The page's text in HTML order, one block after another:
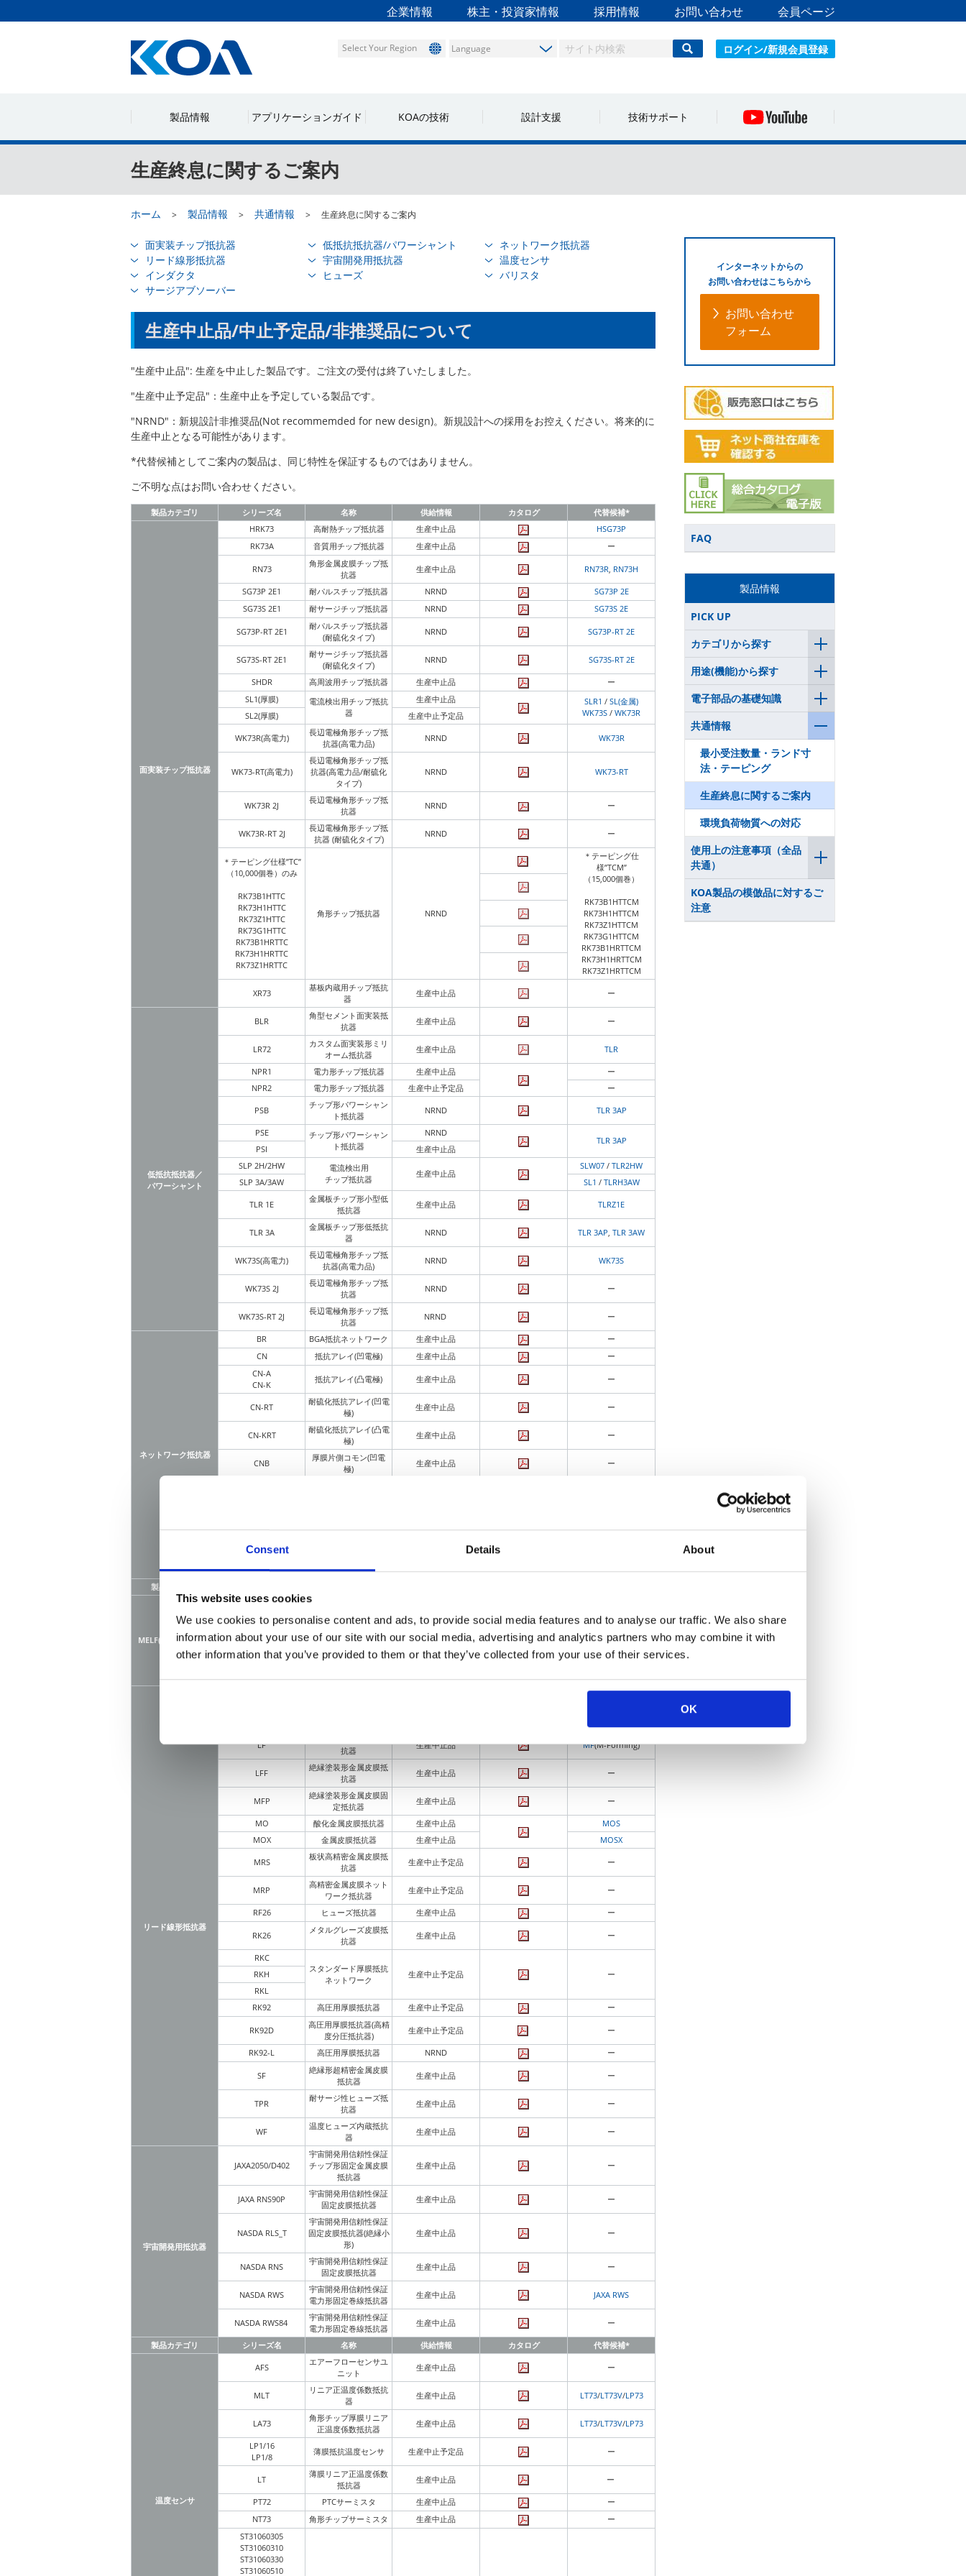
Consent Details About
This website uses cookies
We use cookies to personalise content and ads, to provide social media features and to analyse our traffic. We also share
information about your use of our site with our social media, advertising and analytics partners who may combine it with
other information that you’ve provided to them or that they’ve collected from your use of their services.
OK
企業情報 株主・投資家情報 採用情報 お問い合わせ 会員ページ
ログイン/新規会員登録
Select Your Region
製品情報 アプリケーションガイド KOAの技術 設計支援 技術サポート
生産終息に関するご案内
ホーム 製品情報 共通情報 生産終息に関するご案内
面実装チップ抵抗器 低抵抗抵抗器/パワーシャント
ネットワーク抵抗器
リード線形抵抗器
宇宙開発用抵抗器
温度センサ
インダクタ
ヒューズ
バリスタ
サージアブソーバー
生産中止品/中止予定品/非推奨品について
"生産中止品": 生産を中止した製品です。ご注文の受付は終了いたしました。
"生産中止予定品"：生産中止を予定している製品です。
"NRND"：新規設計非推奨品(Not recommemded for new design)。新規設計への採用をお控えください。将来的に
生産中止となる可能性があります。
*代替候補としてご案内の製品は、同じ特性を保証するものではありません。
ご不明な点はお問い合わせください。
製品カテゴリ シリーズ名 名称 供給情報 カタログ 代替候補*
面実装チップ抵抗器
HRK73 高耐熱チップ抵抗器 生産中止品
HSG73P
RK73A
音質用チップ抵抗器 生産中止品 ー
RN73
角形金属皮膜チップ抵
抗器
生産中止品 RN73R, RN73H
SG73P 2E1 耐パルスチップ抵抗器 NRND
SG73P 2E
SG73S 2E1
耐サージチップ抵抗器 NRND SG73S 2E
SG73P-RT 2E1
耐パルスチップ抵抗器
(耐硫化タイプ)
NRND SG73P-RT 2E
SG73S-RT 2E1
耐サージチップ抵抗器
(耐硫化タイプ)
NRND SG73S-RT 2E
SHDR 高周波用チップ抵抗器 生産中止品
ー
SL1(厚膜)
電流検出用チップ抵抗
器
生産中止品 SLR1 / SL(金属)
WK73S / WK73R
SL2(厚膜) 生産中止予定品
WK73R(高電力)
長辺電極角形チップ抵
抗器(高電力品)
NRND WK73R
WK73-RT(高電力)
長辺電極角形チップ抵
抗器(高電力品/耐硫化
タイプ)
NRND WK73-RT
WK73R 2J
長辺電極角形チップ抵
抗器
NRND ー
WK73R-RT 2J
長辺電極角形チップ抵
抗器 (耐硫化タイプ)
NRND ー
＊テーピング仕様”TC”
（10,000個巻）のみ
RK73B1HTTC
RK73H1HTTC
RK73Z1HTTC
RK73G1HTTC
RK73B1HRTTC
RK73H1HRTTC
RK73Z1HRTTC
角形チップ抵抗器 NRND
＊テーピング仕
様”TCM”
（15,000個巻）
RK73B1HTTCM
RK73H1HTTCM
RK73Z1HTTCM
RK73G1HTTCM
RK73B1HRTTCM
RK73H1HRTTCM
RK73Z1HRTTCM
XR73
基板内蔵用チップ抵抗
器
生産中止品 ー
低抵抗抵抗器／
パワーシャント
BLR
角型セメント面実装抵
抗器
生産中止品 ー
LR72
カスタム面実装形ミリ
オーム抵抗器
生産中止品 TLR
NPR1 電力形チップ抵抗器 生産中止品
ー
NPR2
電力形チップ抵抗器 生産中止予定品 ー
PSB
チップ形パワーシャン
ト抵抗器
NRND TLR 3AP
PSE
チップ形パワーシャン
ト抵抗器
NRND
TLR 3AP
PSI
生産中止品
SLP 2H/2HW
電流検出用
チップ抵抗器
生産中止品
SLW07 / TLR2HW
SLP 3A/3AW
SL1 / TLRH3AW
TLR 1E
金属板チップ形小型低
抵抗器
生産中止品 TLRZ1E
TLR 3A
金属板チップ形低抵抗
器
NRND TLR 3AP, TLR 3AW
WK73S(高電力)
長辺電極角形チップ抵
抗器(高電力品)
NRND WK73S
WK73S 2J
長辺電極角形チップ抵
抗器
NRND ー
WK73S-RT 2J
長辺電極角形チップ抵
抗器
NRND ー
ネットワーク抵抗器
BR BGA抵抗ネットワーク 生産中止品
ー
CN
抵抗アレイ(凹電極) 生産中止品
ー
CN-A
CN-K
抵抗アレイ(凸電極) 生産中止品 ー
CN-RT
耐硫化抵抗アレイ(凹電
極)
生産中止品 ー
CN-KRT
耐硫化抵抗アレイ(凸電
極)
生産中止品 ー
CNB
厚膜片側コモン(凹電
極)
生産中止品 ー
ワーク
製品カテゴリ
MELF(円筒形)抵抗器
CC10/20
RD41 2A/2D
炭素皮膜抵抗器 生産中止品
RD41 2ES
RN41 2A/2D
RM41 2D
金属皮膜抵抗器 生産中止品 RD41 2ES
RM41 2H
リード線形抵抗器
LF
抗器
生産中止品 MF(M-Forming)
LFF
絶縁塗装形金属皮膜抵
抗器
生産中止品 ー
MFP
絶縁塗装形金属皮膜固
定抵抗器
生産中止品 ー
MO 酸化金属皮膜抵抗器 生産中止品
MOS
MOX
金属皮膜抵抗器 生産中止品 MOSX
MRS
板状高精密金属皮膜抵
抗器
生産中止予定品 ー
MRP
高精密金属皮膜ネット
ワーク抵抗器
生産中止予定品 ー
RF26 ヒューズ抵抗器 生産中止品 ー
RK26
メタルグレーズ皮膜抵
抗器
生産中止品 ー
RKC
スタンダード厚膜抵抗
ネットワーク
生産中止予定品 ー
RKH
RKL
RK92
高圧用厚膜抵抗器 生産中止予定品 ー
RK92D
高圧用厚膜抵抗器(高精
度分圧抵抗器)
生産中止予定品 ー
RK92-L 高圧用厚膜抵抗器 NRND ー
SF
絶縁形超精密金属皮膜
抵抗器
生産中止品 ー
TPR
耐サージ性ヒューズ抵
抗器
生産中止品 ー
WF
温度ヒューズ内蔵抵抗
器
生産中止品 ー
宇宙開発用抵抗器
JAXA2050/D402
宇宙開発用信頼性保証
チップ形固定金属皮膜
抵抗器
生産中止品 ー
JAXA RNS90P
宇宙開発用信頼性保証
固定皮膜抵抗器
生産中止品 ー
NASDA RLS_T
宇宙開発用信頼性保証
固定皮膜抵抗器(絶縁小
形)
生産中止品 ー
NASDA RNS
宇宙開発用信頼性保証
固定皮膜抵抗器
生産中止品 ー
NASDA RWS
宇宙開発用信頼性保証
電力形固定巻線抵抗器
生産中止品 JAXA RWS
NASDA RWS84
宇宙開発用信頼性保証
電力形固定巻線抵抗器
生産中止品 ー
製品カテゴリ シリーズ名 名称 供給情報 カタログ 代替候補*
温度センサ
AFS
エアーフローセンサユ
ニット
生産中止品 ー
MLT
リニア正温度係数抵抗
器
生産中止品 LT73/LT73V/LP73
LA73
角形チップ厚膜リニア
正温度係数抵抗器
生産中止品 LT73/LT73V/LP73
LP1/16
LP1/8
薄膜抵抗温度センサ 生産中止予定品 ー
LT
薄膜リニア正温度係数
抵抗器
生産中止品 ー
PT72 PTCサーミスタ 生産中止品
ー
NT73
角形チップサーミスタ 生産中止品
ー
ST31060305
ST31060310
ST31060330
ST31060510
インターネットからの
お問い合わせはこちらから
お問い合わせ
フォーム
FAQ
製品情報
PICK UP
カテゴリから探す
用途(機能)から探す
電子部品の基礎知識
共通情報
最小受注数量・ランド寸
法・テーピング
生産終息に関するご案内
環境負荷物質への対応
使用上の注意事項（全品
共通）
KOA製品の模倣品に対するご
注意